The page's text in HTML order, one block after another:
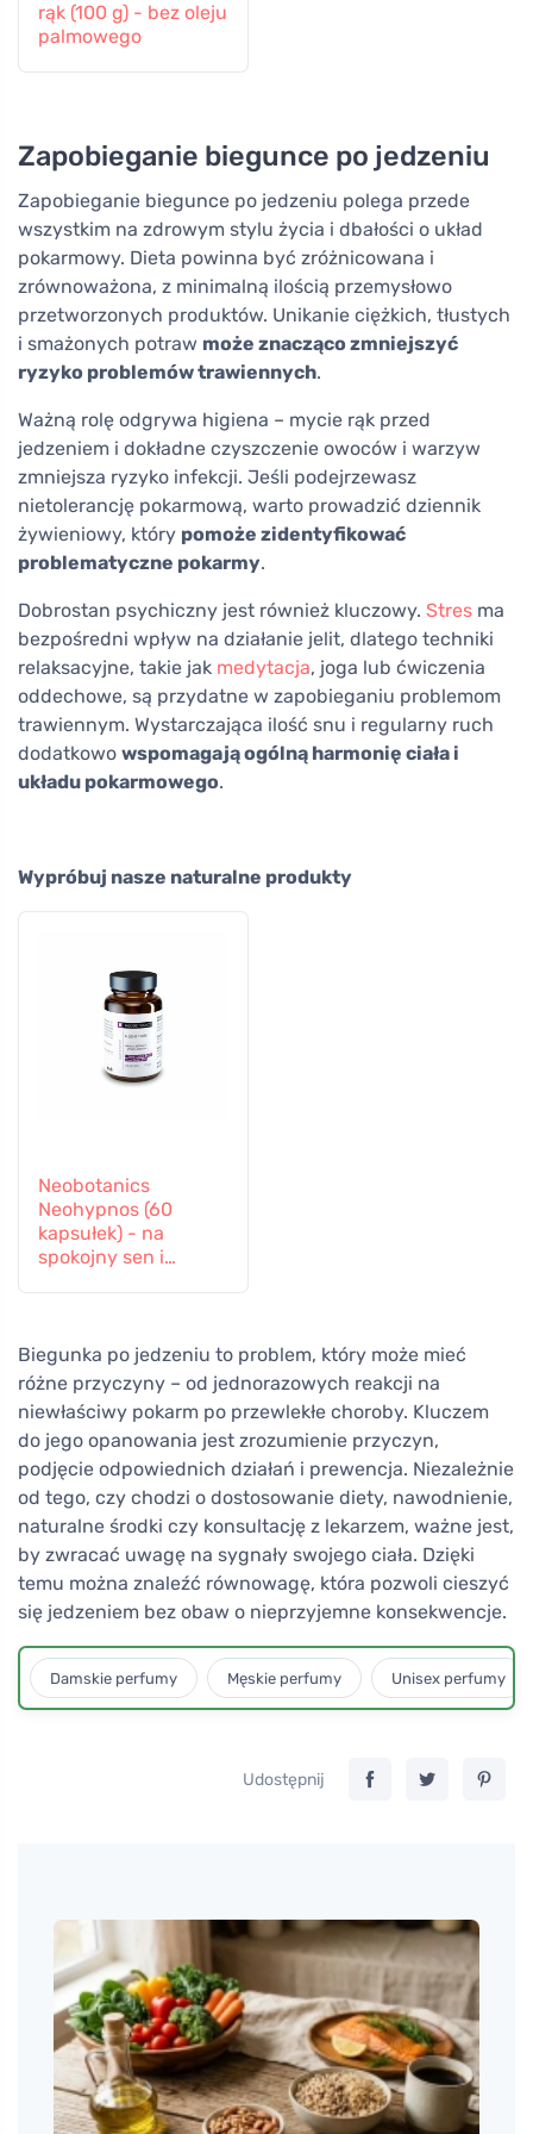
rąk (100 g) - bez oleju
palmowego
Zapobieganie biegunce po jedzeniu
Zapobieganie biegunce po jedzeniu polega przede
wszystkim na zdrowym stylu życia i dbałości o układ
pokarmowy. Dieta powinna być zróżnicowana i
zrównoważona, z minimalną ilością przemysłowo
przetworzonych produktów. Unikanie ciężkich, tłustych
i smażonych potraw może znacząco zmniejszyć
ryzyko problemów trawiennych.
Ważną rolę odgrywa higiena – mycie rąk przed
jedzeniem i dokładne czyszczenie owoców i warzyw
zmniejsza ryzyko infekcji. Jeśli podejrzewasz
nietolerancję pokarmową, warto prowadzić dziennik
żywieniowy, który pomoże zidentyfikować
problematyczne pokarmy.
Dobrostan psychiczny jest również kluczowy. Stres ma
bezpośredni wpływ na działanie jelit, dlatego techniki
relaksacyjne, takie jak medytacja, joga lub ćwiczenia
oddechowe, są przydatne w zapobieganiu problemom
trawiennym. Wystarczająca ilość snu i regularny ruch
dodatkowo wspomagają ogólną harmonię ciała i
układu pokarmowego.
Wypróbuj nasze naturalne produkty
Neobotanics
Neohypnos (60
kapsułek) - na
spokojny sen i
Biegunka po jedzeniu to problem, który może mieć
różne przyczyny – od jednorazowych reakcji na
niewłaściwy pokarm po przewlekłe choroby. Kluczem
do jego opanowania jest zrozumienie przyczyn,
podjęcie odpowiednich działań i prewencja. Niezależnie
od tego, czy chodzi o dostosowanie diety, nawodnienie,
naturalne środki czy konsultację z lekarzem, ważne jest,
by zwracać uwagę na sygnały swojego ciała. Dzięki
temu można znaleźć równowagę, która pozwoli cieszyć
się jedzeniem bez obaw o nieprzyjemne konsekwencje.
Damskie perfumy Męskie perfumy Unisex perfumy
Udostępnij